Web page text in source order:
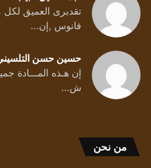
تقدبرى العميق لكل
فانوس ,إن...
حسين حسن
إن هـذه المـــادة
ش...
من نحن